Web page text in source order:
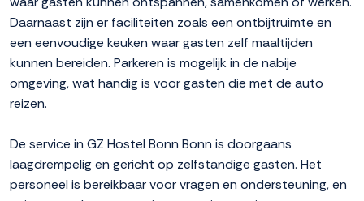
Daarnaast zijn er faciliteiten zoals een ontbijtruimte en
een eenvoudige keuken waar gasten zelf maaltijden
kunnen bereiden. Parkeren is mogelijk in de nabije
omgeving, wat handig is voor gasten die met de auto
reizen.
De service in GZ Hostel Bonn Bonn is doorgaans
laagdrempelig en gericht op zelfstandige gasten. Het
personeel is bereikbaar voor vragen en ondersteuning, en